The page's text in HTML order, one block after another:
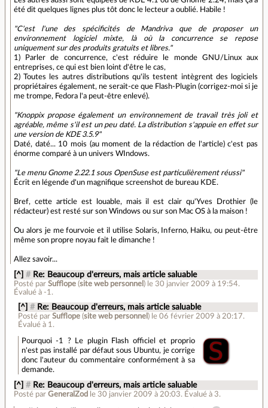
été dit quelques lignes plus tôt donc le lecteur a oublié. Habile !
"C'est l'une des spécificités de Mandriva que de proposer un
environnement logiciel mixte, là où la concurrence se repose
uniquement sur des produits gratuits et libres."
1) Parler de concurrence, c'est réduire le monde GNU/Linux aux
entreprises, ce qui est bien loint d'être le cas,
2) Toutes les autres distributions qu'ils testent intègrent des logiciels
propriétaires également, ne serait-ce que Flash-Plugin (corrigez-moi si je
me trompe, Fedora l'a peut-être enlevé).
"Knoppix propose également un environnement de travail très joli et
agréable, même s'il est un peu daté. La distribution s'appuie en effet sur
une version de KDE 3.5.9"
Daté, daté... 10 mois (au moment de la rédaction de l'article) c'est pas
énorme comparé à un univers WIndows.
"Le menu Gnome 2.22.1 sous OpenSuse est particulièrement réussi"
Écrit en légende d'un magnifique screenshot de bureau KDE.
Bref, cette article est louable, mais il est clair qu'Yves Drothier (le
rédacteur) est resté sur son Windows ou sur son Mac OS à la maison !
Ou alors je me fourvoie et il utilise Solaris, Inferno, Haiku, ou peut-être
même son propre noyau fait le dimanche !
Allez savoir...
[^] # Re: Beaucoup d'erreurs, mais article saluable
Posté parSufflope (site web personnel ) le 30 janvier 2009 à 19:54.
Évalué à -1 .
[^] # Re: Beaucoup d'erreurs, mais article saluable
Posté par Sufflope(site web personnel ) le 06 février 2009 à 20:17.
Évalué à 1 .
Pourquoi -1 ? Le plugin Flash officiel et proprio
n'est pas installé par défaut sous Ubuntu, je corrige
donc l'auteur du commentaire conformément à sa
demande.
[^] # Re: Beaucoup d'erreurs, mais article saluable
Posté parGeneralZod le 30 janvier 2009 à 20:03. Évalué à 3.